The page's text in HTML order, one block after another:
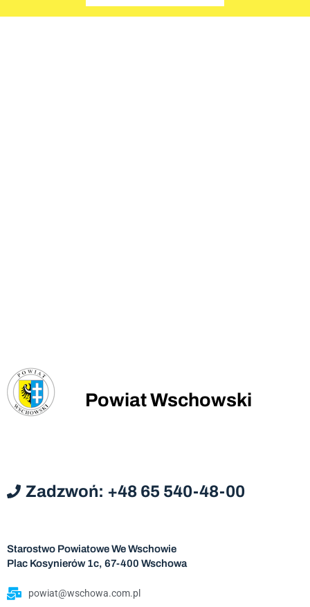
Powiat Wschowski
Zadzwoń: +48 65 540-48-00
Starostwo Powiatowe We Wschowie
Plac Kosynierów 1c, 67-400 Wschowa
powiat@wschowa.com.pl